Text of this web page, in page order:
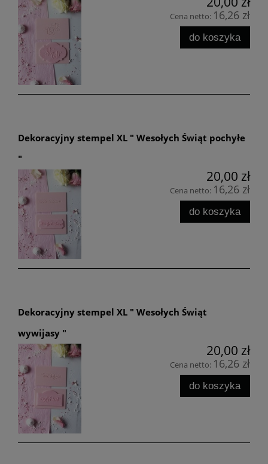
Cena netto: 16,26 zł
do koszyka
Dekoracyjny stempel XL " Wesołych Świąt pochyłe
"
20,00 zł
Cena netto: 16,26 zł
do koszyka
Dekoracyjny stempel XL " Wesołych Świąt
wywijasy "
20,00 zł
Cena netto: 16,26 zł
do koszyka